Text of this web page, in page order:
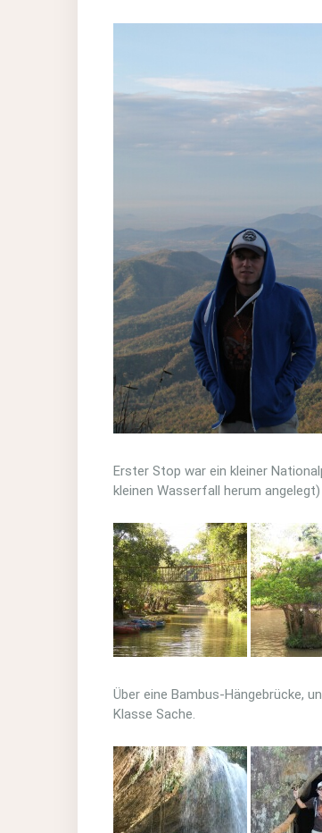
Erster Stop war ein kleiner
kleinen Wasserfall herum angelegt)
Über eine Bambus-Hängebrücke,
Klasse Sache.